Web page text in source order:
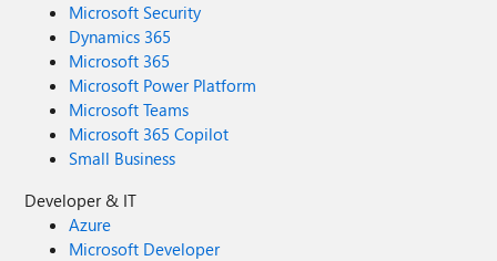
Microsoft Security
Dynamics 365
Microsoft 365
Microsoft Power Platform
Microsoft Teams
Microsoft 365 Copilot
Small Business
Developer & IT
Azure
Microsoft Developer